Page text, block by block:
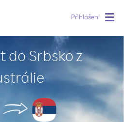
Přihlášení
do Srbsko z